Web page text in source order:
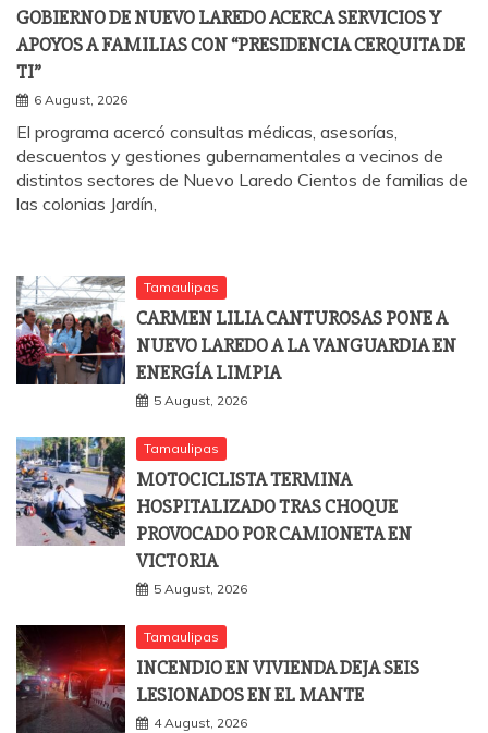
GOBIERNO DE NUEVO LAREDO ACERCA SERVICIOS Y
APOYOS A FAMILIAS CON “PRESIDENCIA CERQUITA DE
TI”
6 August, 2026
El programa acercó consultas médicas, asesorías,
descuentos y gestiones gubernamentales a vecinos de
distintos sectores de Nuevo Laredo Cientos de familias de
las colonias Jardín,
Tamaulipas
CARMEN LILIA CANTUROSAS PONE A
NUEVO LAREDO A LA VANGUARDIA EN
ENERGÍA LIMPIA
5 August, 2026
Tamaulipas
MOTOCICLISTA TERMINA
HOSPITALIZADO TRAS CHOQUE
PROVOCADO POR CAMIONETA EN
VICTORIA
5 August, 2026
Tamaulipas
INCENDIO EN VIVIENDA DEJA SEIS
LESIONADOS EN EL MANTE
4 August, 2026